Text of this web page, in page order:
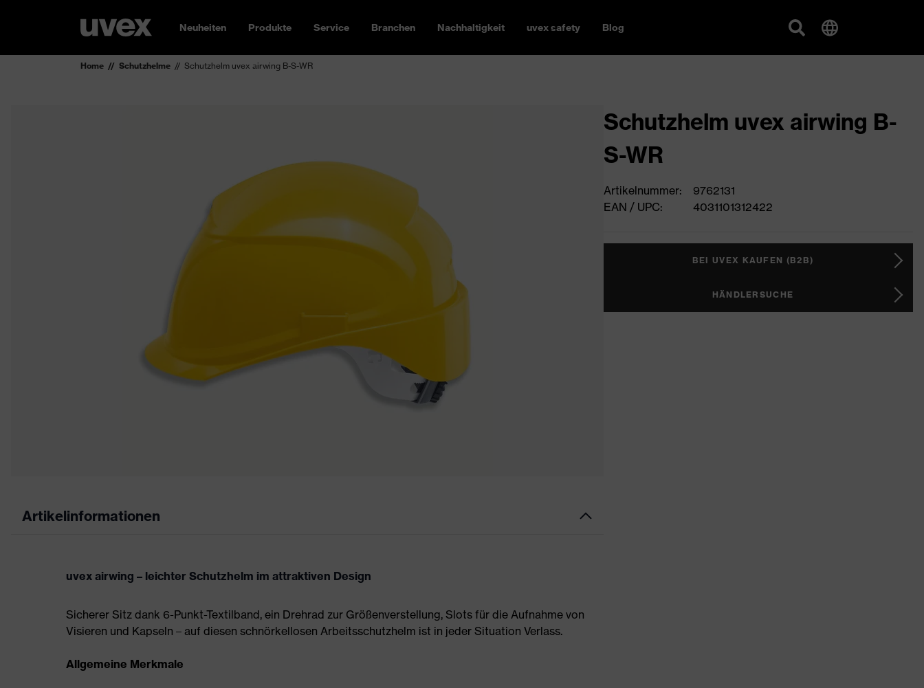
Neuheiten Produkte Service Branchen Nachhaltigkeit uvex safety Blog
Home Schutzhelme Schutzhelm uvex airwing B-S-WR
Artikelinformationen
uvex airwing – leichter Schutzhelm im attraktiven Design
Sicherer Sitz dank 6-Punkt-Textilband, ein Drehrad zur Größenverstellung, Slots für die Aufnahme von
Visieren und Kapseln – auf diesen schnörkellosen Arbeitsschutzhelm ist in jeder Situation Verlass.
Allgemeine Merkmale
Schutzhelm uvex airwing B-
S-WR
Artikelnummer:
9762131
EAN / UPC:
4031101312422
BEI UVEX KAUFEN (B2B)
HÄNDLERSUCHE